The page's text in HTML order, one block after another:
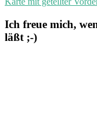
Ich freue mich,
läßt ;-)